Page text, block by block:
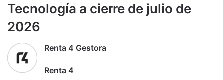
Tecnología a cierre de julio de
2026
Renta 4 Gestora
Renta 4